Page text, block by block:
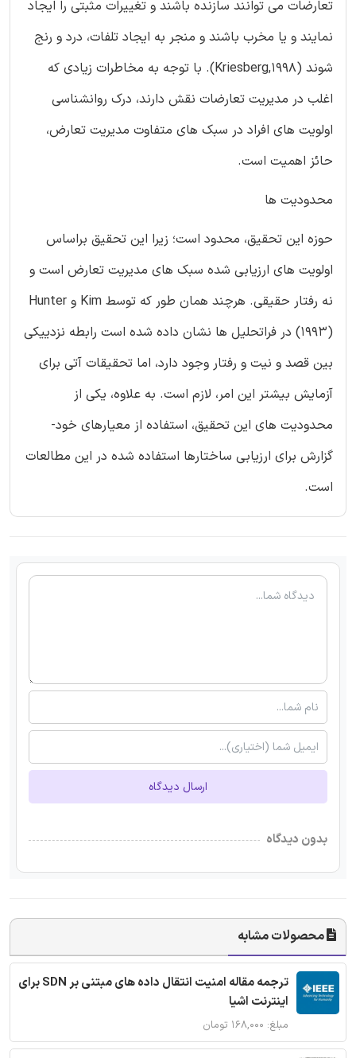
تعارضات می توانند سازنده باشند و تغییرات مثبتی را ایجاد
نمایند و یا مخرب باشند و منجر به ایجاد تلفات، درد و رنج
شوند (Kriesberg,1998). با توجه به مخاطرات زیادی که
اغلب در مدیریت تعارضات نقش دارند، درک روانشناسی
اولویت های افراد در سبک های متفاوت مدیریت تعارض،
حائز اهمیت است.
محدودیت ها
حوزه این تحقیق، محدود است؛ زیرا این تحقیق براساس
اولویت های ارزیابی شده سبک های مدیریت تعارض است و
نه رفتار حقیقی. هرچند همان طور که توسط Kim و Hunter
(1993) در فراتحلیل ها نشان داده شده است رابطه نزدییکی
بین قصد و نیت و رفتار وجود دارد، اما تحقیقات آتی برای
آزمایش بیشتر این امر، لازم است. به علاوه، یکی از
محدودیت های این تحقیق، استفاده از معیارهای خود-
گزارش برای ارزیابی ساختارها استفاده شده در این مطالعات
است.
ارسال دیدگاه
بدون دیدگاه
محصولات مشابه
ترجمه مقاله امنیت انتقال داده های مبتنی بر SDN برای
اینترنت اشیا
مبلغ: ۱۶۸,۰۰۰ تومان